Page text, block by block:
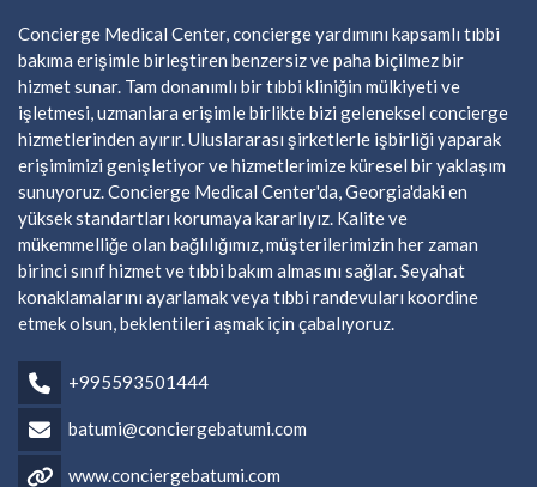
Concierge Medical Center, concierge yardımını kapsamlı tıbbi
bakıma erişimle birleştiren benzersiz ve paha biçilmez bir
hizmet sunar. Tam donanımlı bir tıbbi kliniğin mülkiyeti ve
işletmesi, uzmanlara erişimle birlikte bizi geleneksel concierge
hizmetlerinden ayırır. Uluslararası şirketlerle işbirliği yaparak
erişimimizi genişletiyor ve hizmetlerimize küresel bir yaklaşım
sunuyoruz. Concierge Medical Center'da, Georgia'daki en
yüksek standartları korumaya kararlıyız. Kalite ve
mükemmelliğe olan bağlılığımız, müşterilerimizin her zaman
birinci sınıf hizmet ve tıbbi bakım almasını sağlar. Seyahat
konaklamalarını ayarlamak veya tıbbi randevuları koordine
etmek olsun, beklentileri aşmak için çabalıyoruz.
+995593501444
batumi@conciergebatumi.com
www.conciergebatumi.com